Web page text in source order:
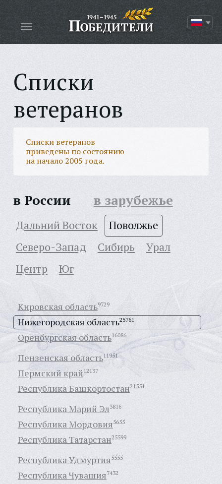
Списки
ветеранов
Списки ветеранов
приведены по состоянию
на начало 2005 года.
в России в зарубежье
Дальний Восток
Поволжье
Северо-Запад
Сибирь
Урал
Центр
Юг
Кировская область9729
Нижегородская область25761
Оренбургская область16086
Пензенская область11951
Пермский край 12137
Республика Башкортостан21551
Республика Марий Эл3816
Республика Мордовия5655
Республика Татарстан25599
Республика Удмуртия5555
Республика Чувашия7432